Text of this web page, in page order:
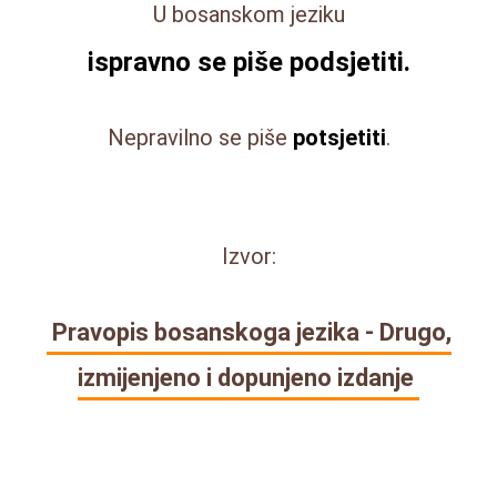
U bosanskom jeziku
ispravno se piše podsjetiti.
Nepravilno se piše potsjetiti.
Izvor:
Pravopis bosanskoga jezika - Drugo,
izmijenjeno i dopunjeno izdanje